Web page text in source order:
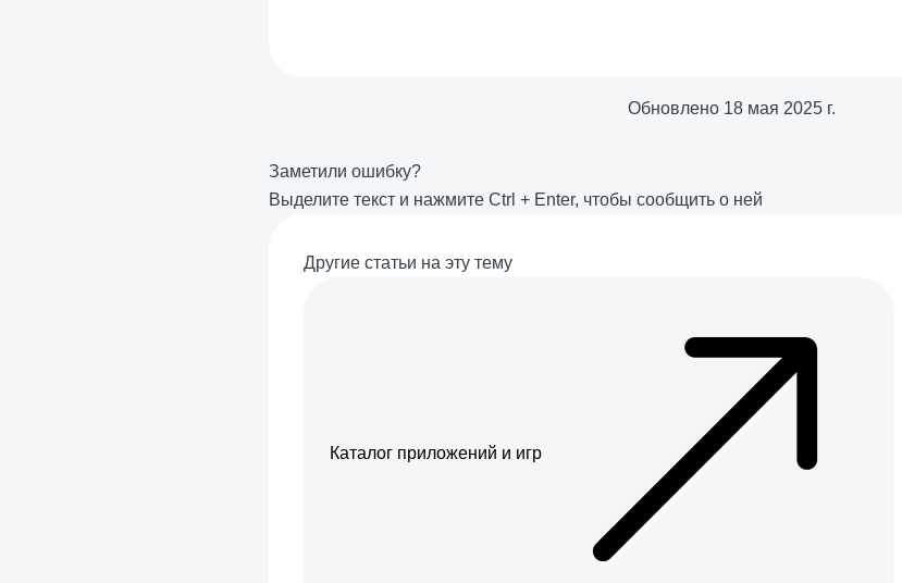
Обновлено 18 мая 2025 г.
Заметили ошибку?
Выделите текст и нажмите Ctrl + Enter, чтобы сообщить о ней
Другие статьи на эту тему
Каталог приложений и игр